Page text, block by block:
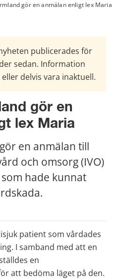
gör en anmälan enligt lex Maria
publicerades för
sedan. Information
delvis vara inaktuell.
gör en
lex Maria
en anmälan till
och omsorg (IVO)
hade kunnat
patient som vårdades
I samband med att en
en
att bedöma läget på den.